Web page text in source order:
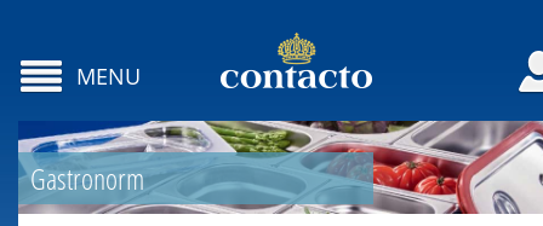
MENU
Gastronorm